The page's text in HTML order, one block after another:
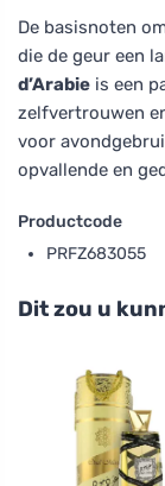
De basisnoten
die de geur een
d’Arabie is een
zelfvertrouwen
voor
opvallende en
Productcode
PRFZ683055
Dit zou u